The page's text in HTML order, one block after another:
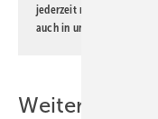
jederzeit möglich.
auch in unserer
Weitere Inhalte